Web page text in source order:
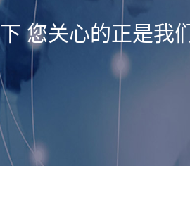
您关心的正是我